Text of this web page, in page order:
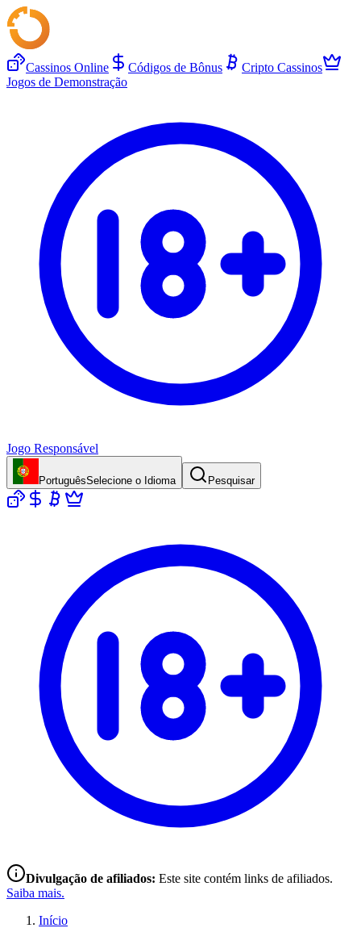
Cassinos Online Códigos de Bônus
Cripto Cassinos
Jogos de Demonstração
Jogo Responsável
PortuguêsSelecione o Idioma Pesquisar
Divulgação de afiliados: Este site contém links de afiliados.
Saiba mais.
Início